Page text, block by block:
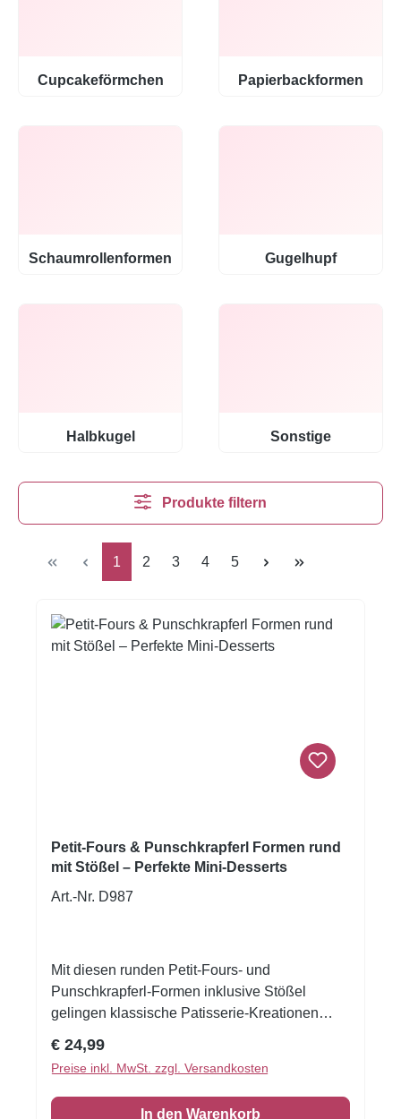
Cupcakeförmchen Papierbackformen
Schaumrollenformen Gugelhupf
Halbkugel Sonstige
Produkte filtern
Seite
1 Seite
2 Seite
3 Seite
4 Seite
5
Petit-Fours & Punschkrapferl Formen rund
mit Stößel – Perfekte Mini-Desserts
Art.-Nr. D987
Mit diesen runden Petit-Fours- und
Punschkrapferl-Formen inklusive Stößel
gelingen klassische Patisserie-Kreationen
ein sauberes Ausstechen und gleichmäßiges
Pressen von Biskuit, Cremes oder Massen.
Perfekt geeignet für Punschkrapferl, Petit
Regulärer Preis:
€ 24,99
Preise inkl. MwSt. zzgl. Versandkosten
In den Warenkorb